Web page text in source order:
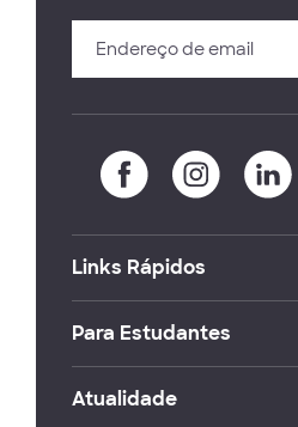
Links Rápidos
Para Estudantes
Atualidade